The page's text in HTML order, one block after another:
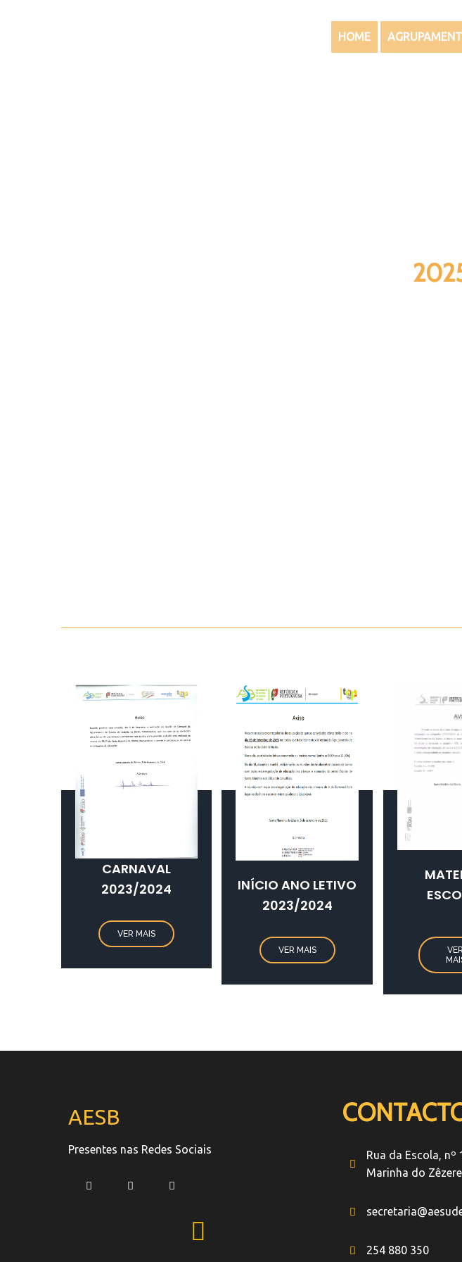
HOME
CARNAVAL
2023/2024
VER MAIS
INÍCIO ANO LETIVO
2023/2024
VER MAIS
VER
AESB
Presentes nas Redes Sociais
Rua da Escola, nº
Marinha do Zêzere
254 880 350